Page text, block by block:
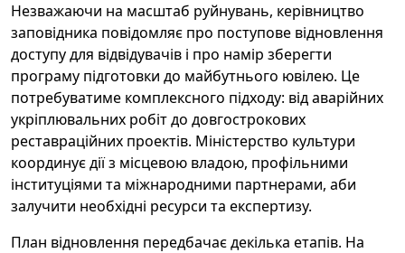
Незважаючи на масштаб руйнувань, керівництво
заповідника повідомляє про поступове відновлення
доступу для відвідувачів і про намір зберегти
програму підготовки до майбутнього ювілею. Це
потребуватиме комплексного підходу: від аварійних
укріплювальних робіт до довгострокових
реставраційних проектів. Міністерство культури
координує дії з місцевою владою, профільними
інституціями та міжнародними партнерами, аби
залучити необхідні ресурси та експертизу.
План відновлення передбачає декілька етапів. На